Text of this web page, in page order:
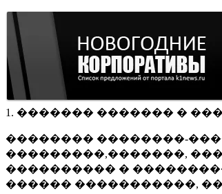
1. ������� ������� �
�������� ��������-
���������,�������,
���������� �
������ �����������,